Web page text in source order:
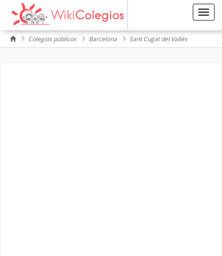
Colegios públicos Barcelona Sant Cugat del Vallés